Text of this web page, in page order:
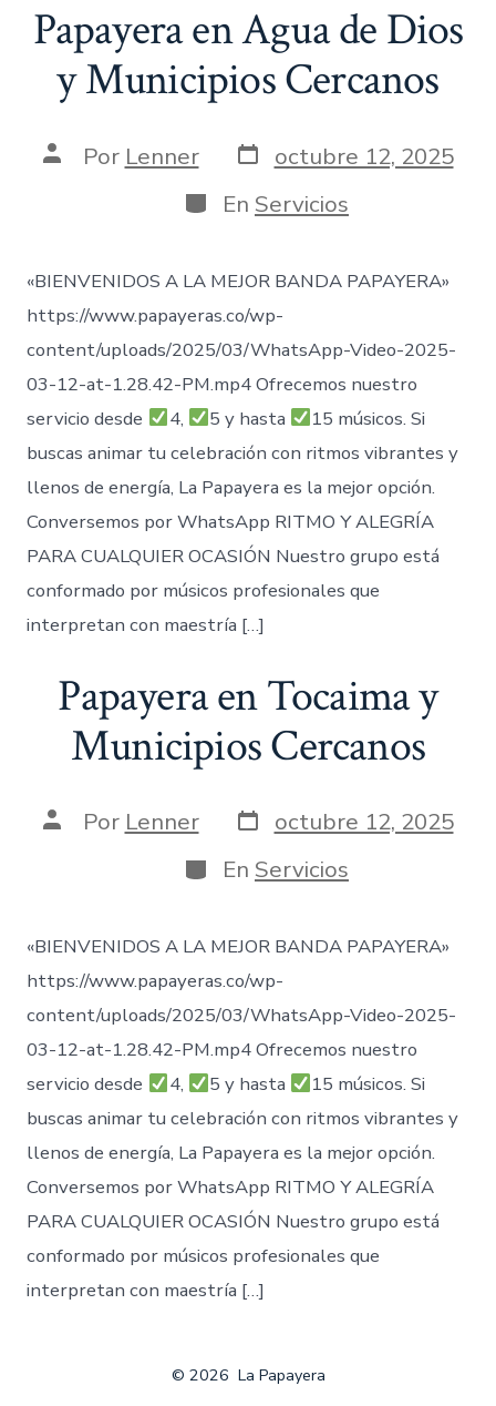
Papayera en Agua de Dios
y Municipios Cercanos
AutorPor Lenner Fecha
de
publicación
octubre 12, 2025
Categorías
En Servicios
«BIENVENIDOS A LA MEJOR BANDA PAPAYERA»
https://www.papayeras.co/wp-
content/uploads/2025/03/WhatsApp-Video-2025-
03-12-at-1.28.42-PM.mp4 Ofrecemos nuestro
servicio desde
4, 5 y hasta
15 músicos. Si
buscas animar tu celebración con ritmos vibrantes y
llenos de energía, La Papayera es la mejor opción.
Conversemos por WhatsApp RITMO Y ALEGRÍA
PARA CUALQUIER OCASIÓN Nuestro grupo está
conformado por músicos profesionales que
interpretan con maestría […]
Papayera en Tocaima y
Municipios Cercanos
AutorPor Lenner Fecha
de
publicación
octubre 12, 2025
Categorías
En Servicios
«BIENVENIDOS A LA MEJOR BANDA PAPAYERA»
https://www.papayeras.co/wp-
content/uploads/2025/03/WhatsApp-Video-2025-
03-12-at-1.28.42-PM.mp4 Ofrecemos nuestro
servicio desde
4, 5 y hasta
15 músicos. Si
buscas animar tu celebración con ritmos vibrantes y
llenos de energía, La Papayera es la mejor opción.
Conversemos por WhatsApp RITMO Y ALEGRÍA
PARA CUALQUIER OCASIÓN Nuestro grupo está
conformado por músicos profesionales que
interpretan con maestría […]
© 2026 La Papayera